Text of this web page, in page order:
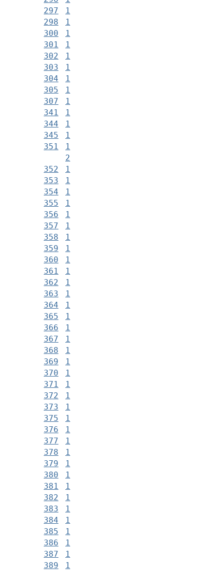
297
1
298
1
300
1
301
1
302
1
303
1
304
1
305
1
307
1
341
1
344
1
345
1
351
1
2
352
1
353
1
354
1
355
1
356
1
357
1
358
1
359
1
360
1
361
1
362
1
363
1
364
1
365
1
366
1
367
1
368
1
369
1
370
1
371
1
372
1
373
1
375
1
376
1
377
1
378
1
379
1
380
1
381
1
382
1
383
1
384
1
385
1
386
1
387
1
389
1